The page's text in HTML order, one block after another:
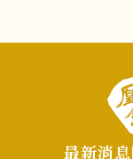
最新消息